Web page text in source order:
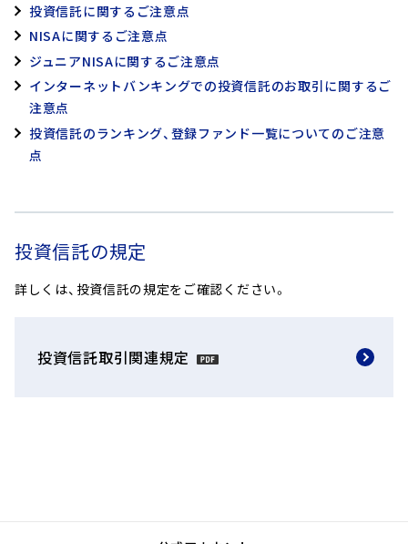
投資信託に関するご注意点
NISAに関するご注意点
ジュニアNISAに関するご注意点
インターネットバンキングでの投資信託のお取引に関するご
注意点
投資信託のランキング、登録ファンド一覧についてのご注意
点
投資信託の規定
詳しくは、投資信託の規定をご確認ください。
投資信託取引関連規定